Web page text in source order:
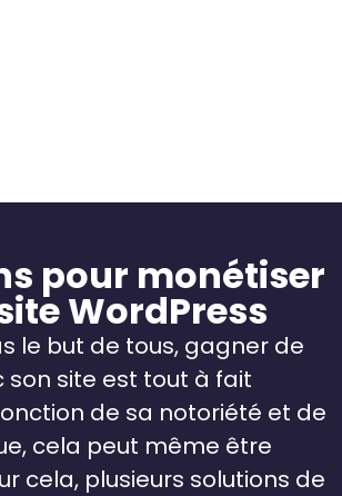
le but de tous, gagner de
son site est tout à fait
de sa notoriété et de
cela peut même être
cela, plusieurs solutions de
pour monétiser
WordPress